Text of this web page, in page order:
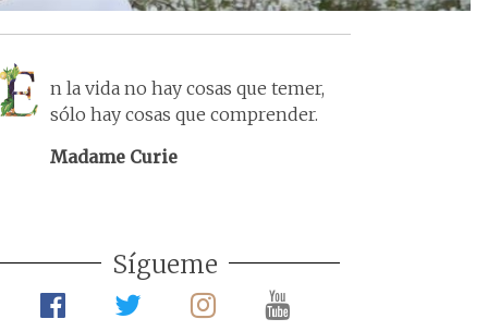
n la vida no hay cosas que temer,
sólo hay cosas que comprender.
Madame Curie
Sígueme